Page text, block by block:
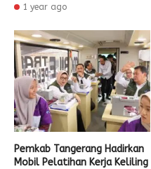
1 year ago
Pemkab Tangerang Hadirkan
Mobil Pelatihan Kerja Keliling